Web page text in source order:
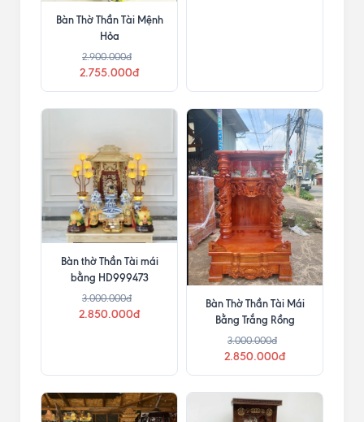
Bàn Thờ Thần Tài Mệnh
Hỏa
2.900.000đ
2.755.000đ
Bàn thờ Thần Tài mái
bằng HD999473
3.000.000đ
2.850.000đ
Bàn Thờ Thần Tài Mái
Bằng Trắng Rồng
3.000.000đ
2.850.000đ